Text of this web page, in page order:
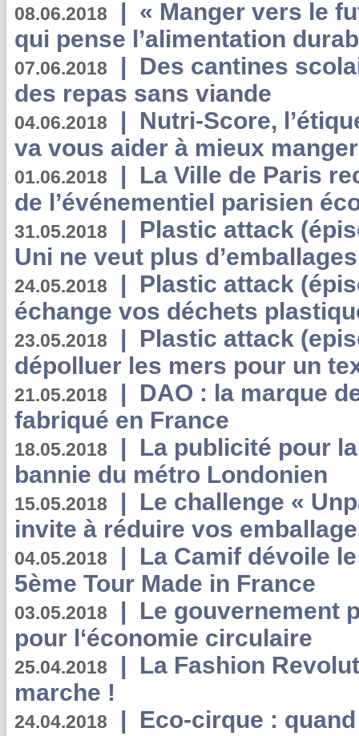
08.06.2018 | « Manger vers le
qui pense l’alimentation
07.06.2018 | Des cantines
des repas sans viande
04.06.2018 | Nutri-Score,
va vous aider à mieux
01.06.2018 | La Ville de Paris
de l’événementiel parisien
31.05.2018 | Plastic attack
Uni ne veut plus
24.05.2018 | Plastic attack
échange vos déchets
23.05.2018 | Plastic attack
dépolluer les mers pour un
21.05.2018 | DAO : la marque
fabriqué en France
18.05.2018 | La publicité pour
bannie du métro Londonien
15.05.2018 | Le challenge «
invite à réduire vos
04.05.2018 | La Camif dévoile
5ème Tour Made in France
03.05.2018 | Le gouvernement
pour l‘économie circulaire
25.04.2018 | La Fashion
marche !
24.04.2018 | Eco-cirque :